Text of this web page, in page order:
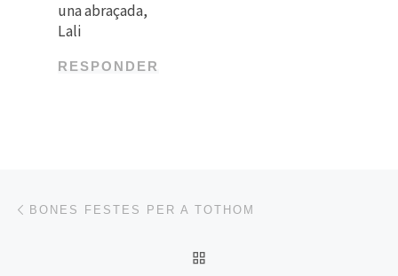
una abraçada,
Lali
RESPONDER
Navegación de entradas
BONES FESTES PER A TOTHOM